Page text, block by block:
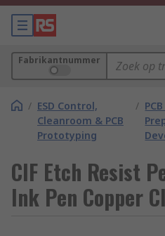
Fabrikantnummer
/ ESD Control,
Cleanroom & PCB
Prototyping
/
CIF Etch Resist
Ink Pen Copper